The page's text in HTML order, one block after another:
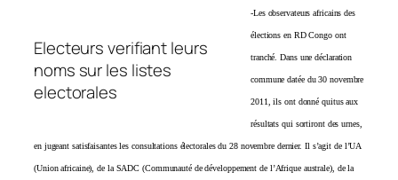
Electeurs verifiant leurs
noms sur les listes
electorales
-Les observateurs africains des
élections en RD Congo ont
tranché. Dans une déclaration
commune datée du 30 novembre
2011, ils ont donné quitus aux
résultats qui sortiront des urnes,
en jugeant satisfaisantes les consultations électorales du 28 novembre dernier. Il s’agit de l’UA
(Union africaine), de la SADC (Communauté de développement de l’Afrique australe), de la